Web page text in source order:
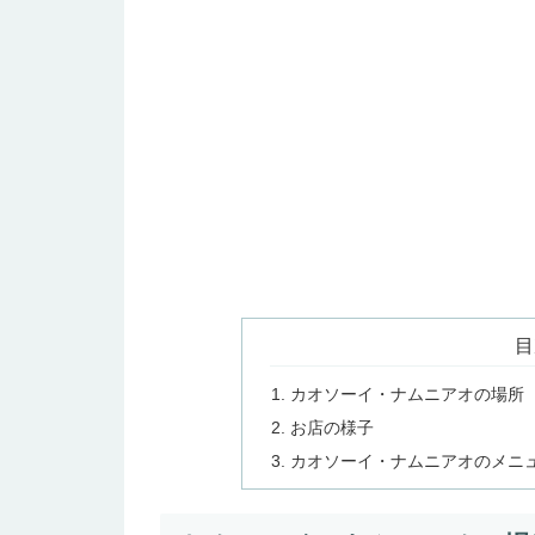
カオソーイ・ナムニアオの場所
お店の様子
カオソーイ・ナムニアオのメニ